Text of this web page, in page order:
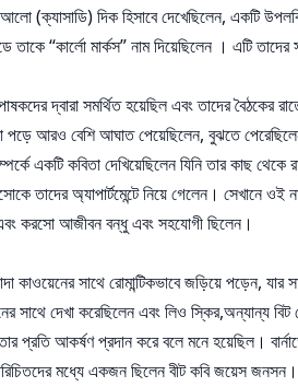
(ক্যাসাডি) দিক হিসাবে দেখেছিলেন, একটি
“কার্লো মার্কস” নাম দিয়েছিলেন । এটি
দ্বারা সমর্থিত হয়েছিল এবং তাদের বৈঠকের
আরও বেশি আঘাত পেয়েছিলেন, বুঝতে পেরেছিলেন
একটি কবিতা দেখিয়েছিলেন যিনি তার কাছ থেকে
তাদের অ্যাপার্টমেন্টে নিয়ে গেলেন।
এবং করসো আজীবন বন্ধু এবং সহযোগী ছিলেন।
কাওয়েনের সাথে রোমান্টিকভাবে জড়িয়ে পড়েন,
সাথে দেখা করেছিলেন এবং লিও স্কির,অন্যান্য
আকর্ষণ প্রদান করে বলে মনে হয়েছিল।
পরিচিতদের মধ্যে একজন ছিলেন বীট কবি জয়েস